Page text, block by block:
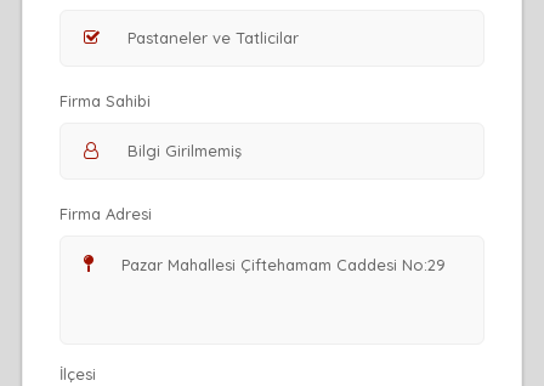
Firma Sahibi
Firma Adresi
İlçesi